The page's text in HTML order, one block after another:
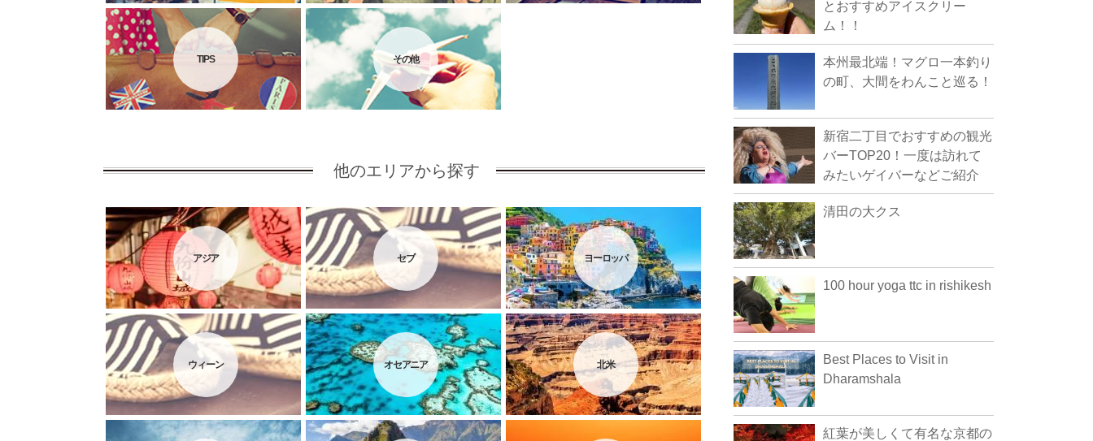
TIPS その他
他のエリアから探す
アジア セブ ヨーロッパ
ウィーン オセアニア 北米
とおすすめアイスクリー
ム！！
本州最北端！マグロ一本釣り
の町、大間をわんこと巡る！
新宿二丁目でおすすめの観光
バーTOP20！一度は訪れて
みたいゲイバーなどご紹介
清田の大クス
100 hour yoga ttc in rishikesh
Best Places to Visit in
Dharamshala
紅葉が美しくて有名な京都の